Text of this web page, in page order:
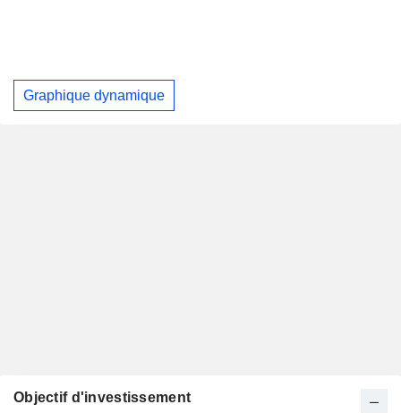
Graphique dynamique
Objectif d'investissement